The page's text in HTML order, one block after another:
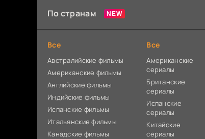
По странам
Все
Австралийские фильмы
Американские фильмы
Английские фильмы
Индийские фильмы
Испанские фильмы
Итальянские фильмы
Канадские фильмы
Все
Американские
сериалы
Британские
сериалы
Испанские
сериалы
Китайские
сериалы